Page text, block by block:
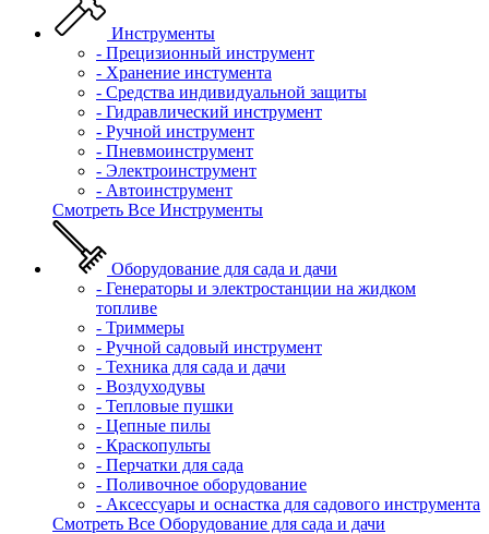
Инструменты
- Прецизионный инструмент
- Хранение инстумента
- Средства индивидуальной защиты
- Гидравлический инструмент
- Ручной инструмент
- Пневмоинструмент
- Электроинструмент
- Автоинструмент
Смотреть Все Инструменты
Оборудование для сада и дачи
- Генераторы и электростанции на жидком
топливе
- Триммеры
- Ручной садовый инструмент
- Техника для сада и дачи
- Воздуходувы
- Тепловые пушки
- Цепные пилы
- Краскопульты
- Перчатки для сада
- Поливочное оборудование
- Аксессуары и оснастка для садового инструмента
Смотреть Все Оборудование для сада и дачи